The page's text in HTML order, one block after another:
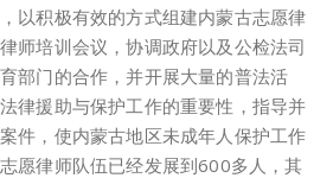
以积极有效的方式组建内蒙古志愿律
师培训会议，协调政府以及公检法司
部门的合作，并开展大量的普法活
律援助与保护工作的重要性，指导并
件，使内蒙古地区未成年人保护工作
愿律师队伍已经发展到600多人，其